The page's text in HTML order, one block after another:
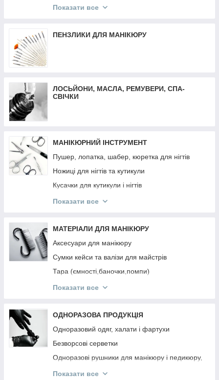
Трафарети для френча, дизайну, аерографії
Втирка
Матеріали для депіляції
Засоби до та після депіляції
Показати все
ПЕНЗЛИКИ ДЛЯ МАНІКЮРУ
ЛОСЬЙОНИ, МАСЛА, РЕМУВЕРИ, СПА-
СВІЧКИ
МАНІКЮРНИЙ ІНСТРУМЕНТ
Пушер, лопатка, шабер, кюретка для нігтів
Ножиці для нігтів та кутикули
Кусачки для кутикули і нігтів
Манікюрні набори
Інструмент OSTRO
Показати все
МАТЕРІАЛИ ДЛЯ МАНІКЮРУ
Аксесуари для манікюру
Сумки кейси та валізи для майстрів
Тара (ємності,баночки,помпи)
Підлокітники
Показати все
ОДНОРАЗОВА ПРОДУКЦІЯ
Одноразовий одяг, халати і фартухи
Безворсові серветки
Одноразові рушники для манікюру і педикюру,
Показати все